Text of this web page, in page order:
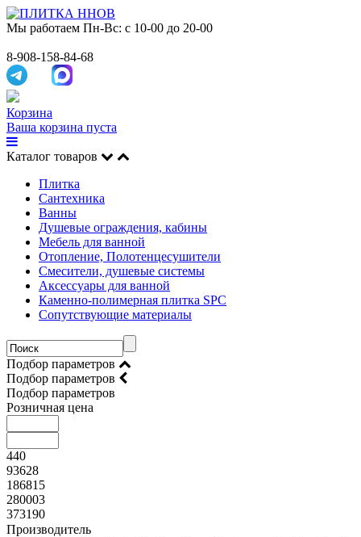
Мы работаем Пн-Вс: с 10-00 до 20-00
8-908-158-84-68
Корзина
Ваша корзина пуста
Каталог товаров
Плитка
Сантехника
Ванны
Душевые ограждения, кабины
Мебель для ванной
Отопление, Полотенцесушители
Смесители, душевые системы
Аксессуары для ванной
Каменно-полимерная плитка SPC
Сопутствующие материалы
Подбор параметров
Подбор параметров
Подбор параметров
Розничная цена
440
93628
186815
280003
373190
Производитель